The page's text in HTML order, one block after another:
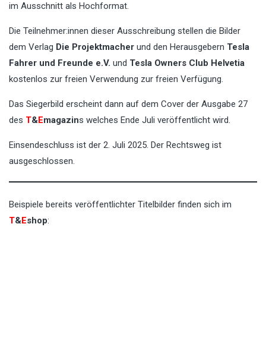
im Ausschnitt als Hochformat.
Die Teilnehmer:innen dieser Ausschreibung stellen die Bilder
dem Verlag Die Projektmacher und den Herausgebern Tesla
Fahrer und Freunde e.V. und Tesla Owners Club Helvetia
kostenlos zur freien Verwendung zur freien Verfügung.
Das Siegerbild erscheint dann auf dem Cover der Ausgabe 27
des T&Emagazins welches Ende Juli veröffentlicht wird.
Einsendeschluss ist der 2. Juli 2025. Der Rechtsweg ist
ausgeschlossen.
Beispiele bereits veröffentlichter Titelbilder finden sich im
T&Eshop: